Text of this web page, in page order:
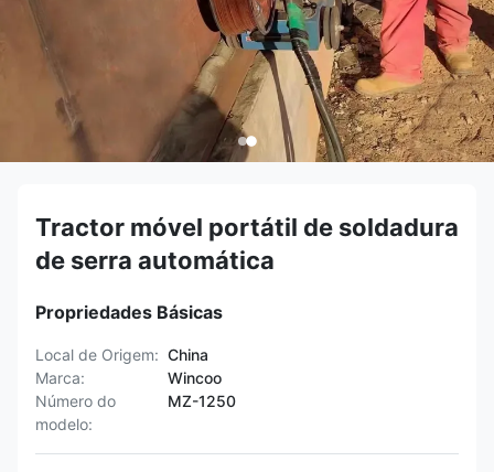
Tractor móvel portátil de soldadura
de serra automática
Propriedades Básicas
Local de Origem: China
Marca:
Wincoo
Número do
modelo:
MZ-1250